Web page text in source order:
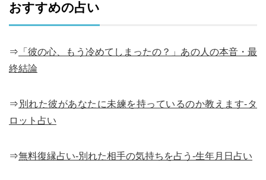
おすすめの占い
⇒ 「彼の心、もう冷めてしまったの？」あの人の本音・最
終結論
⇒ 別れた彼があなたに未練を持っているのか教えます-タ
ロット占い
⇒無料復縁占い-別れた相手の気持ちを占う-生年月日占い